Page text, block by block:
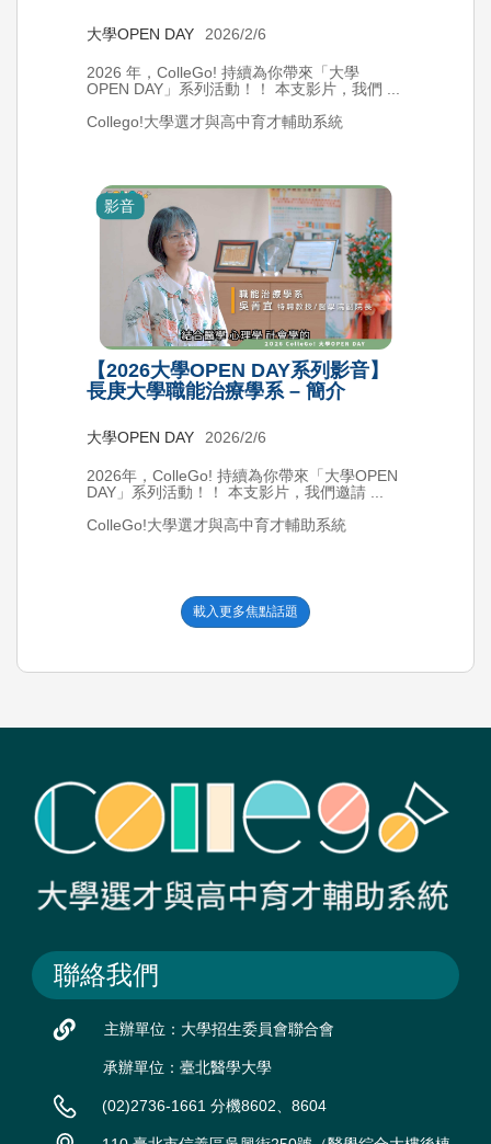
大學OPEN DAY 2026/2/6
2026 年，ColleGo! 持續為你帶來「大學
OPEN DAY」系列活動！！ 本支影片，我們 ...
Collego!大學選才與高中育才輔助系統
影音
【2026大學OPEN DAY系列影音】
長庚大學職能治療學系 – 簡介
大學OPEN DAY 2026/2/6
2026年，ColleGo! 持續為你帶來「大學OPEN
DAY」系列活動！！ 本支影片，我們邀請 ...
ColleGo!大學選才與高中育才輔助系統
載入更多焦點話題
聯絡我們
主辦單位：大學招生委員會聯合會
承辦單位：臺北醫學大學
(02)2736-1661 分機8602、8604